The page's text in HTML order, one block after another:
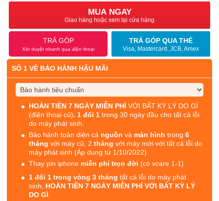
MUA NGAY
Giao hàng hoặc xem tại cửa hàng
TRẢ GÓP
Xét duyệt nhanh qua điện thoại
TRẢ GÓP QUA THẺ
Visa, Mastercard, JCB, Amex
SỐ 1 VỀ BẢO HÀNH HẬU MÃI
HOÀN TIỀN 7 NGÀY MIỄN PHÍ VỚI BẤT KỲ LÝ DO GÌ
(điện thoại cũ). 1 đổi 1 trong 30 ngày đầu cho tất cả lỗi
do máy phát sinh.
Bảo hành toàn diện cả nguồn và màn hình trong6
tháng với máy cũ, 2 tháng với máy mới với tất cả lỗi do
máy phát sinh (Áp dụng từ 1/10/2022).
Thay pin iphone miễn phí trọn đời (có vcare 1-1)
1 đổi 1 trong vòng 3 thángtất cả lỗi do máy phát
sinh, HOÀN TIỀN 7 NGÀY MIỄN PHÍ VỚI BẤT KỲ LÝ
DO GÌ